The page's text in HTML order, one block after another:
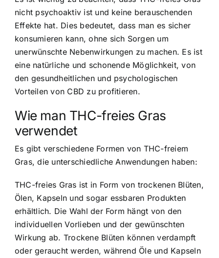
nicht psychoaktiv ist und keine berauschenden
Effekte hat. Dies bedeutet, dass man es sicher
konsumieren kann, ohne sich Sorgen um
unerwünschte Nebenwirkungen zu machen. Es ist
eine natürliche und schonende Möglichkeit, von
den gesundheitlichen und psychologischen
Vorteilen von CBD zu profitieren.
Wie man THC-freies Gras
verwendet
Es gibt verschiedene Formen von THC-freiem
Gras, die unterschiedliche Anwendungen haben:
THC-freies Gras ist in Form von trockenen Blüten,
Ölen, Kapseln und sogar essbaren Produkten
erhältlich. Die Wahl der Form hängt von den
individuellen Vorlieben und der gewünschten
Wirkung ab. Trockene Blüten können verdampft
oder geraucht werden, während Öle und Kapseln